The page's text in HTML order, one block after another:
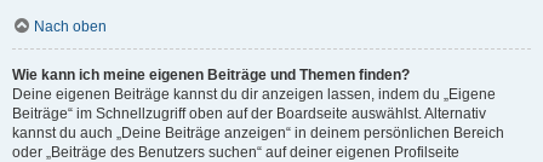
Nach oben
Wie kann ich meine eigenen Beiträge und Themen finden?
Deine eigenen Beiträge kannst du dir anzeigen lassen, indem du „Eigene
Beiträge“ im Schnellzugriff oben auf der Boardseite auswählst. Alternativ
kannst du auch „Deine Beiträge anzeigen“ in deinem persönlichen Bereich
oder „Beiträge des Benutzers suchen“ auf deiner eigenen Profilseite